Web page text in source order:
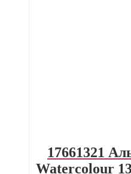
17661321
Watercolour